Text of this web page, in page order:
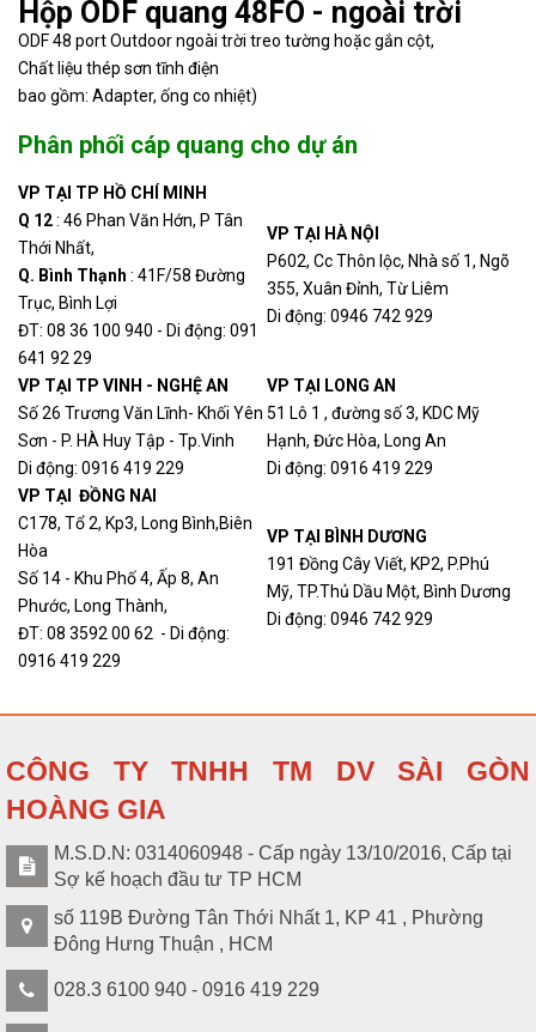
S004746 Module phối quang 1 to 8
S004334
-19” Gắn Rack 19'
S004333
Hộp ODF quang ODF 48 port
-19” Gắn Rack 19'
S004332
Hộp ODF quang 24 ODF 24
S004331
Hộp ODF quang ODF 16 port
-19” Gắn Rack 19'
Liên
Hộp ODF quang 48FO - ngoài trời
ODF 48 port Outdoor ngoài trời treo tường hoặc gắn cột,
Chất liệu thép sơn tĩnh điện
bao gồm: Adapter, ống co nhiệt)
Phân phối cáp quang cho dự án
VP TẠI TP HỒ CHÍ MINH
Q 12: 46 Phan Văn Hớn, P Tân
Thới Nhất,
Q. Bình Thạn h : 41F/58 Đường
Trục, Bình Lợi
ĐT: 08 36 100 940 - Di động: 091
641 92 29
VP TẠI HÀ NỘI
P602, Cc Thôn lộc, Nhà số 1, Ngõ
355, Xuân Đỉnh, Từ Liêm
Di động: 0946 742 929
VP TẠI TP VINH - NGHỆ AN
Số 26 Trương Văn Lĩnh- Khối Yên
Sơn - P. HÀ Huy Tập - Tp.Vinh
Di động: 0916 419 229
VP TẠI LONG AN
51 Lô 1 , đường số 3, KDC Mỹ
Hạnh, Đức Hòa, Long An
Di động: 0916 419 229
VP TẠI ĐỒNG NAI
C178, Tổ 2, Kp3, Long Bình,Biên
Hòa
Số 14 - Khu Phố 4, Ấp 8, An
Phước, Long Thành,
ĐT: 08 3592 00 62 - Di động:
0916 419 229
VP TẠI BÌNH DƯƠNG
191 Đồng Cây Viết, KP2, P.Phú
Mỹ, TP.Thủ Dầu Một, Bình Dương
Di động: 0946 742 929
CÔNG TY TNHH TM DV SÀI GÒN
HOÀNG GIA
M.S.D.N: 0314060948 - Cấp ngày 13/10/2016, Cấp tại
Sợ kế hoạch đầu tư TP HCM
số 119B Đường Tân Thới Nhất 1, KP 41 , Phường
Đông Hưng Thuận , HCM
028.3 6100 940 - 0916 419 229